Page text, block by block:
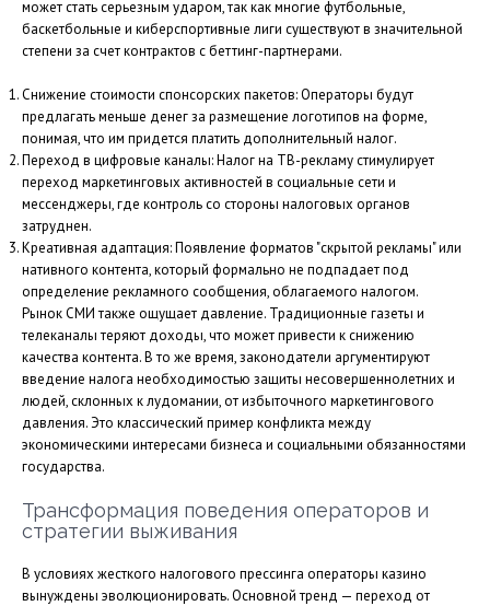
может стать серьезным ударом, так как многие футбольные,
баскетбольные и киберспортивные лиги существуют в значительной
степени за счет контрактов с беттинг-партнерами.
Снижение стоимости спонсорских пакетов: Операторы будут
предлагать меньше денег за размещение логотипов на форме,
понимая, что им придется платить дополнительный налог.
Переход в цифровые каналы: Налог на ТВ-рекламу стимулирует
переход маркетинговых активностей в социальные сети и
мессенджеры, где контроль со стороны налоговых органов
затруднен.
Креативная адаптация: Появление форматов "скрытой рекламы" или
нативного контента, который формально не подпадает под
определение рекламного сообщения, облагаемого налогом.
Рынок СМИ также ощущает давление. Традиционные газеты и
телеканалы теряют доходы, что может привести к снижению
качества контента. В то же время, законодатели аргументируют
введение налога необходимостью защиты несовершеннолетних и
людей, склонных к лудомании, от избыточного маркетингового
давления. Это классический пример конфликта между
экономическими интересами бизнеса и социальными обязанностями
государства.
Трансформация поведения операторов и
стратегии выживания
В условиях жесткого налогового прессинга операторы казино
вынуждены эволюционировать. Основной тренд — переход от